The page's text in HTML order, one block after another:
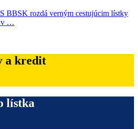
rozdá verným cestujúcim lístky
v …
a kredit
lístka